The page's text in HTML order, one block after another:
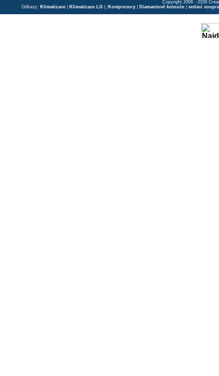
Copyright 2006 - 2026
Odkazy: Klimatizace Klimatizace LG | ; Kompresory Diamantové kotouče sedací